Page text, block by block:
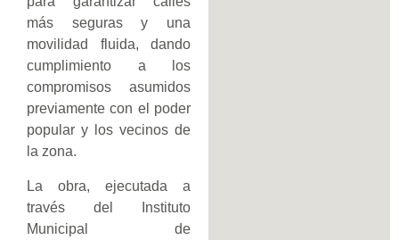
más seguras y una
movilidad fluida, dando
cumplimiento a los
compromisos asumidos
previamente con el poder
popular y los vecinos de
la zona.
La obra, ejecutada a
través del Instituto
Municipal de